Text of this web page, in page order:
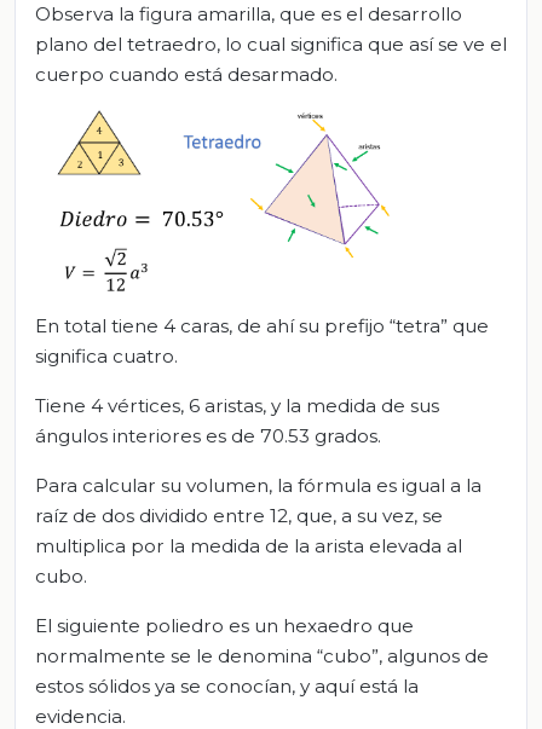
Observa la figura amarilla, que es el desarrollo
plano del tetraedro, lo cual significa que así se ve el
cuerpo cuando está desarmado.
En total tiene 4 caras, de ahí su prefijo “tetra” que
significa cuatro.
Tiene 4 vértices, 6 aristas, y la medida de sus
ángulos interiores es de 70.53 grados.
Para calcular su volumen, la fórmula es igual a la
raíz de dos dividido entre 12, que, a su vez, se
multiplica por la medida de la arista elevada al
cubo.
El siguiente poliedro es un hexaedro que
normalmente se le denomina “cubo”, algunos de
estos sólidos ya se conocían, y aquí está la
evidencia.